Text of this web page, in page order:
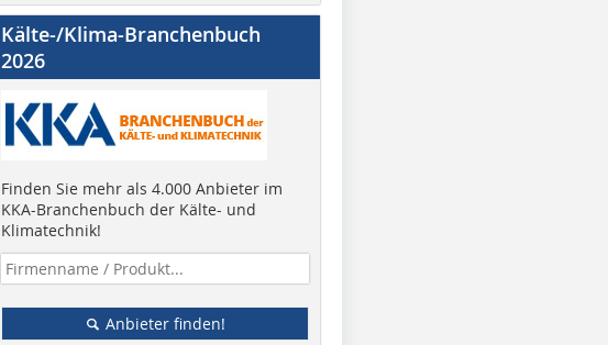
Kälte-/Klima-Branchenbuch
2026
Finden Sie mehr als 4.000 Anbieter im
KKA-Branchenbuch der Kälte- und
Klimatechnik!
Anbieter finden!